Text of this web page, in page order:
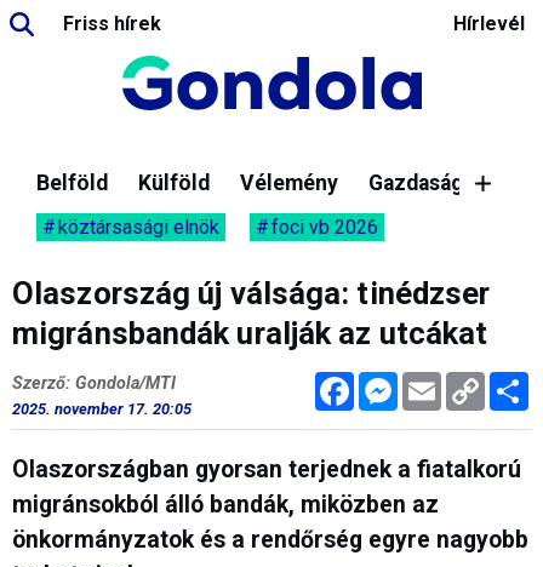
Friss hírek Hírlevél
Belföld Külföld Vélemény Gazdaság
köztársasági elnök foci vb 2026
Olaszország új válsága: tinédzser
migránsbandák uralják az utcákat
FacebookMessenger
Email Copy
Link
Szerző: Gondola/MTI
2025. november 17. 20:05
Olaszországban gyorsan terjednek a fiatalkorú
migránsokból álló bandák, miközben az
önkormányzatok és a rendőrség egyre nagyobb